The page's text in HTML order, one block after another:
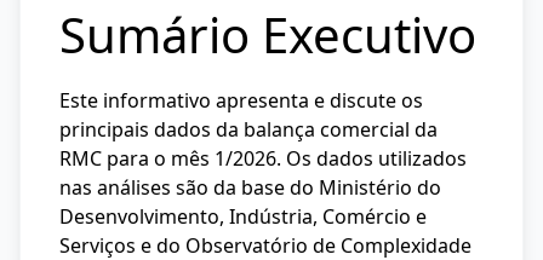
Sumário Executivo
Este informativo apresenta e discute os
principais dados da balança comercial da
RMC para o mês 1/2026. Os dados utilizados
nas análises são da base do Ministério do
Desenvolvimento, Indústria, Comércio e
Serviços e do Observatório de Complexidade